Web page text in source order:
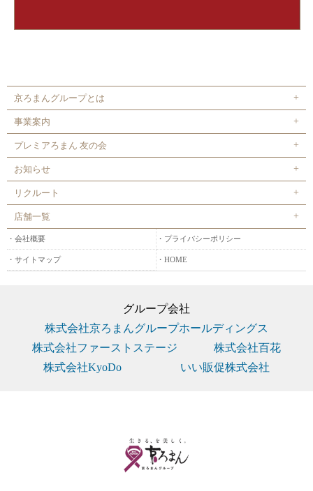
京ろまんグループとは
事業案内
プレミアろまん 友の会
お知らせ
リクルート
店舗一覧
会社概要 プライバシーポリシー
サイトマップ HOME
グループ会社
株式会社京ろまんグループホールディングス
株式会社ファーストステージ
株式会社百花
株式会社KyoDo
いい販促株式会社